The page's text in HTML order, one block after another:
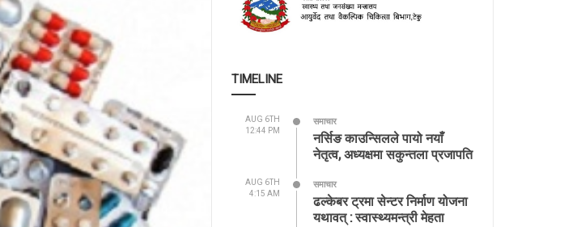
TIMELINE
AUG 6TH
12:44 PM
समाचार
नर्सिङ काउन्सिलले पायो नयाँ
नेतृत्व, अध्यक्षमा सकुन्तला प्रजापति
AUG 6TH
4:15 AM
समाचार
ढल्केबर ट्रमा सेन्टर निर्माण योजना
यथावत् : स्वास्थ्यमन्त्री मेहता